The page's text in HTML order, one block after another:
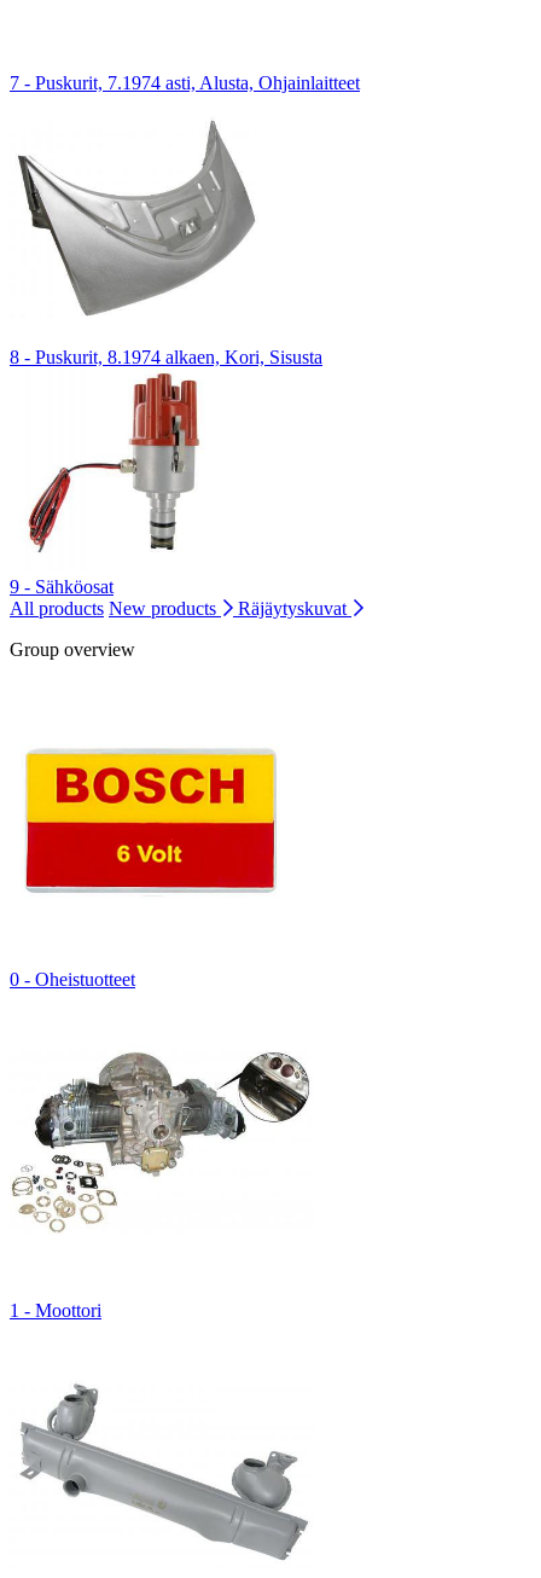
7 - Puskurit, 7.1974 asti, Alusta, Ohjainlaitteet
8 - Puskurit, 8.1974 alkaen, Kori, Sisusta
9 - Sähköosat
All products New products
Räjäytyskuvat
Group overview
0 - Oheistuotteet
1 - Moottori